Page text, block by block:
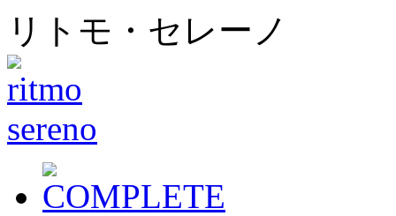
リトモ・セレーノ